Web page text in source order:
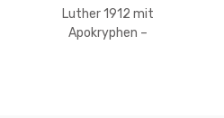
Luther 1912 mit
Apokryphen –